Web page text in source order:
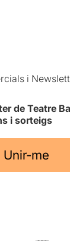
i
de Teatre
i sorteigs
Unir-me